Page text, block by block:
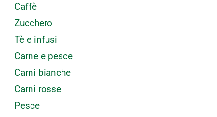
Caffè
Zucchero
Tè e infusi
Carne e pesce
Carni bianche
Carni rosse
Pesce